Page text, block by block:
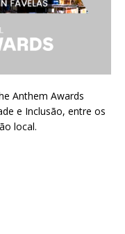
Anthem Awards
e Inclusão, entre os
local.